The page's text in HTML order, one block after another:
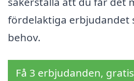
fördelaktiga erbjudandet
behov.
Få 3 erbjudanden,